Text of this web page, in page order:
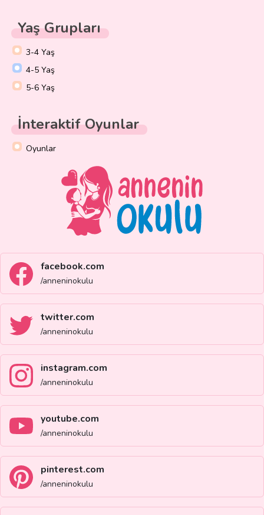
Yaş Grupları
3-4 Yaş
4-5 Yaş
5-6 Yaş
İnteraktif Oyunlar
Oyunlar
facebook.com
/anneninokulu
twitter.com
/anneninokulu
instagram.com
/anneninokulu
youtube.com
/anneninokulu
pinterest.com
/anneninokulu